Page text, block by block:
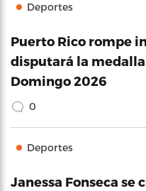
Deportes
Puerto Rico rompe
disputará la
Domingo 2026
0
Deportes
Janessa Fonseca se